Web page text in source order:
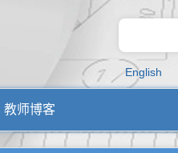
English
教师博客